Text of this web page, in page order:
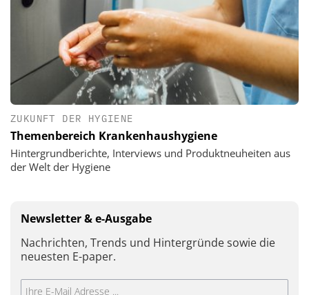
ZUKUNFT DER HYGIENE
Themenbereich Krankenhaushygiene
Hintergrundberichte, Interviews und Produktneuheiten aus
der Welt der Hygiene
Newsletter & e-Ausgabe
Nachrichten, Trends und Hintergründe sowie die
neuesten E-paper.